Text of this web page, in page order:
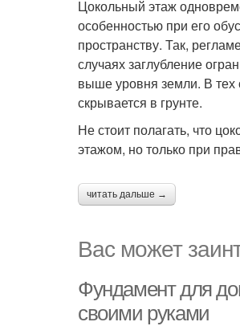
Цокольный этаж
особенностью при его
пространству. Так,
случаях заглубление
выше уровня земли. В тех
скрывается в грунте.
Не стоит полагать, что
этажом, но только при
читать дальше →
Вас может
Фундамент для
своими руками